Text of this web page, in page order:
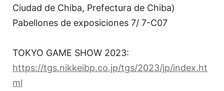
Ciudad de Chiba, Prefectura de Chiba)
Pabellones de exposiciones 7/ 7-C07
TOKYO GAME SHOW 2023:
https://tgs.nikkeibp.co.jp/tgs/2023/jp/index.ht
ml